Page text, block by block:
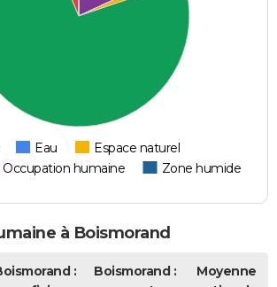
Eau
Espace naturel
Occupation humaine Zone humide
à Boismorand
:
Boismorand :
Moyenne